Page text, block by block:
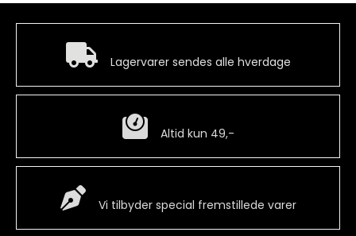
Medaljer
Mønter
Våbenskjold
Lagervarer sendes alle hverdage
Altid kun 49,-
Vi tilbyder special fremstillede varer